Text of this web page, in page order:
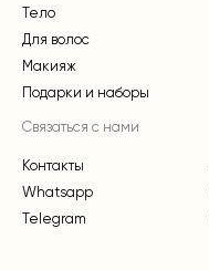
Тело
Для волос
Макияж
Подарки и наборы
Связаться с нами
Контакты
Whatsapp
Telegram